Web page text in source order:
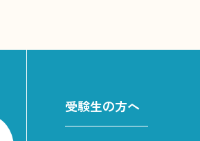
受験生の方へ